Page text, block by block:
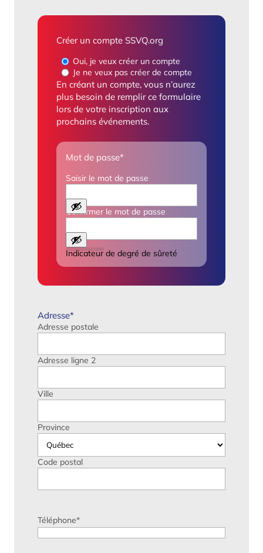
Créer un compte SSVQ.org
Oui, je veux créer un compte
Je ne veux pas créer de compte
En créant un compte, vous n’aurez
plus besoin de remplir ce formulaire
lors de votre inscription aux
prochains événements.
Mot de passe*
Saisir le mot de passe
Confirmer le mot de passe
Indicateur de degré de sûreté
Adresse*
Adresse postale
Adresse ligne 2
Ville
Province
Code postal
Téléphone*